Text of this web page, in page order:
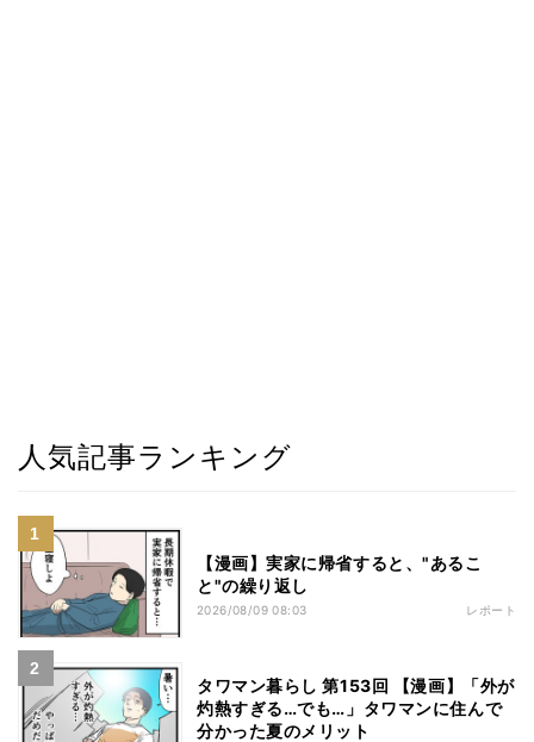
人気記事ランキング
【漫画】実家に帰省すると、"あるこ
と"の繰り返し
2026/08/09 08:03 レポート
タワマン暮らし 第153回 【漫画】「外が
灼熱すぎる…でも…」タワマンに住んで
分かった夏のメリット